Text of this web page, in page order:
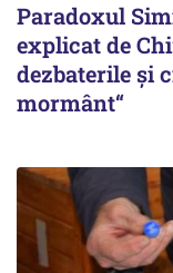
Paradoxul
explicat de
dezbaterile și
mormânt“